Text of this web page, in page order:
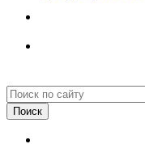
Поиск